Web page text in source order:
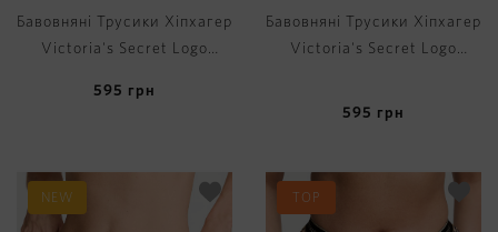
Бавовняні Трусики Хіпхагер
Victoria's Secret Logo
595 грн
Бавовняні Трусики Хіпхагер
Victoria's Secret Logo
595 грн
NEW TOP